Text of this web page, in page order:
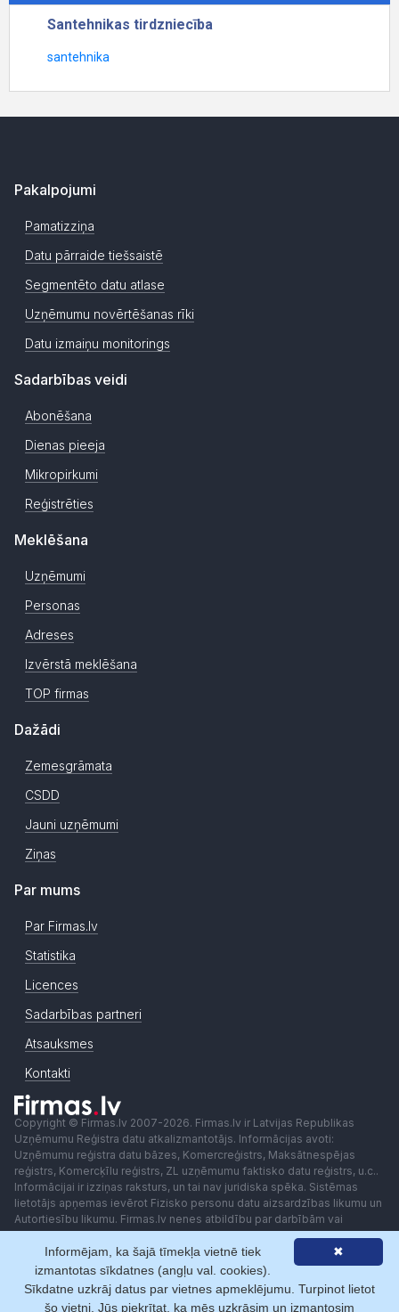
Pakalpojumi
Pamatizziņa
Datu pārraide tiešsaistē
Segmentēto datu atlase
Uzņēmumu novērtēšanas rīki
Datu izmaiņu monitorings
Sadarbības veidi
Abonēšana
Dienas pieeja
Mikropirkumi
Reģistrēties
Meklēšana
Uzņēmumi
Personas
Adreses
Izvērstā meklēšana
TOP firmas
Dažādi
Zemesgrāmata
CSDD
Jauni uzņēmumi
Ziņas
Par mums
Par Firmas.lv
Statistika
Licences
Sadarbības partneri
Atsauksmes
Kontakti
Copyright © Firmas.lv 2007-2026. Firmas.lv ir Latvijas Republikas
Uzņēmumu Reģistra datu atkalizmantotājs. Informācijas avoti:
Uzņēmumu reģistra datu bāzes, Komercreģistrs, Maksātnespējas
reģistrs, Komercķīlu reģistrs, ZL uzņēmumu faktisko datu reģistrs, u.c..
Informācijai ir izziņas raksturs, un tai nav juridiska spēka. Sistēmas
lietotājs apņemas ievērot Fizisko personu datu aizsardzības likumu un
Autortiesību likumu. Firmas.lv nenes atbildību par darbībām vai
lēmumiem, kas balstīti uz saņemto pakalpojumu. Lietotājam aizliegts
izmantot jebkādas automatizētas sistēmas vai iekārtas (robotus)
piekļuvei sistēmai bez rakstiskas saskaņošanas ar Firmas.lv. Galvenā
redaktore: Ingūna Pempere.
Lietošanas noteikumi
Privātuma politika Norēķini ar
✖
Informējam, ka šajā tīmekļa vietnē tiek
izmantotas sīkdatnes (angļu val. cookies).
Sīkdatne uzkrāj datus par vietnes apmeklējumu. Turpinot lietot
šo vietni, Jūs piekrītat, ka mēs uzkrāsim un izmantosim